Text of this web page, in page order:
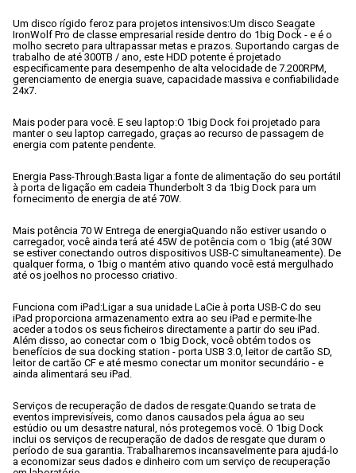
Um disco rígido feroz para projetos intensivos:Um disco Seagate
IronWolf Pro de classe empresarial reside dentro do 1big Dock - e é o
molho secreto para ultrapassar metas e prazos. Suportando cargas de
trabalho de até 300TB / ano, este HDD potente é projetado
especificamente para desempenho de alta velocidade de 7.200RPM,
gerenciamento de energia suave, capacidade massiva e confiabilidade
24x7.
Mais poder para você. E seu laptop:O 1big Dock foi projetado para
manter o seu laptop carregado, graças ao recurso de passagem de
energia com patente pendente.
Energia Pass-Through:Basta ligar a fonte de alimentação do seu portátil
à porta de ligação em cadeia Thunderbolt 3 da 1big Dock para um
fornecimento de energia de até 70W.
Mais potência 70 W Entrega de energiaQuando não estiver usando o
carregador, você ainda terá até 45W de potência com o 1big (até 30W
se estiver conectando outros dispositivos USB-C simultaneamente). De
qualquer forma, o 1big o mantém ativo quando você está mergulhado
até os joelhos no processo criativo.
Funciona com iPad:Ligar a sua unidade LaCie à porta USB-C do seu
iPad proporciona armazenamento extra ao seu iPad e permite-lhe
aceder a todos os seus ficheiros directamente a partir do seu iPad.
Além disso, ao conectar com o 1big Dock, você obtém todos os
benefícios de sua docking station - porta USB 3.0, leitor de cartão SD,
leitor de cartão CF e até mesmo conectar um monitor secundário - e
ainda alimentará seu iPad.
Serviços de recuperação de dados de resgate:Quando se trata de
eventos imprevisíveis, como danos causados pela água ao seu
estúdio ou um desastre natural, nós protegemos você. O 1big Dock
inclui os serviços de recuperação de dados de resgate que duram o
período de sua garantia. Trabalharemos incansavelmente para ajudá-lo
a economizar seus dados e dinheiro com um serviço de recuperação